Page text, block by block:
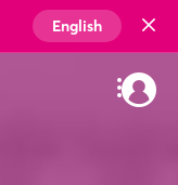
English